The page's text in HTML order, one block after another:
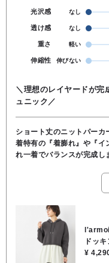
光沢感 なし
透け感 なし
重さ 軽い
伸縮性 伸びない
＼理想のレイヤードが完
ュニック／
ショート丈のニットパー
着特有の『着膨れ』や『イ
れ一着でバランスが完成します。 忙しい日でも、手抜
プ周りをふんわりとカバ
になっているので、視線が
力も文句なしです♪ カジュアルなパーカーだと子供っぽく見えてしま
う…という大人の方にこそ着てい
ット素材ときれいめなブ
ス感があります。 ★着丈 84cm ★肩幅 51cm ★身幅 54cm ★袖丈
54cm ●お洗濯可能 ●本体
ドッ
¥